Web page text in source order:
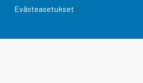
Evästeasetukset